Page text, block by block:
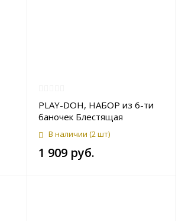
PLAY-DOH, НАБОР из 6-ти
баночек Блестящая
коллекция
В наличии (2 шт)
1 909 руб.